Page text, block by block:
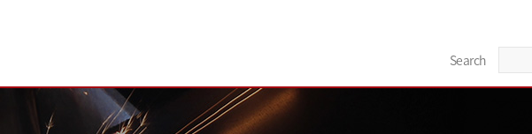
Search